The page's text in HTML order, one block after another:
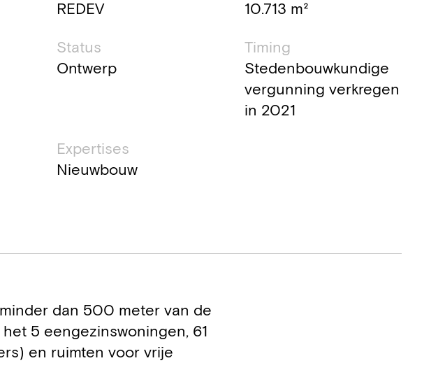
REDEV
10.713 m²
Status
Ontwerp
Timing
Stedenbouwkundige
vergunning verkregen
in 2021
Expertises
Nieuwbouw
dan 500 meter van de
5 eengezinswoningen, 61
en ruimten voor vrije